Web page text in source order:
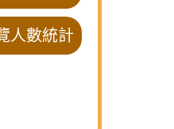
人數統計